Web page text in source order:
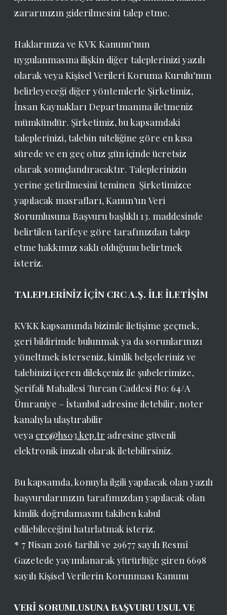
zararınızın giderilmesini talep etme.
Haklarınıza ve KVK Kanunu’nun
uygulanmasına ilişkin diğer taleplerinizi yazılı
olarak veya Kişisel Verileri Koruma Kurulu’nun
belirleyeceği diğer yöntemlerle Şirketimiz,
İnsan Kaynakları Departmanına iletmeniz
mümkündür. Şirketimiz, bu kapsamdaki
taleplerinizi, talebin niteliğine göre en kısa
sürede ve en geç otuz gün içinde ücretsiz
olarak sonuçlandıracaktır. Taleplerinizin
yerine getirilmesini teminen Şirketimizce
yapılacak masrafları, Kanun’un Veri
Sorumlusuna Başvuru başlıklı 13. maddesinde
belirtilen tarifeye göre tarafınızdan talep
etme hakkımız saklı olduğunu belirtmek
isteriz.
TALEPLERİNİZ İÇİN CRC A.Ş. İLE İLETİŞİM
KVKK kapsamında bizimle iletişime geçmek,
geri bildirimde bulunmak ya da sorunlarınızı
yöneltmek isterseniz, kimlik belgeleriniz ve
talebinizi içeren dilekçeniz ile şubelerimize,
Şerifali Mahallesi Turcan Caddesi No: 64/A
Ümraniye – İstanbul adresine iletebilir, noter
kanalıyla ulaştırabilir
veya crc@hs03.kep.tr adresine güvenli
elektronik imzalı olarak iletebilirsiniz.
Bu kapsamda, konuyla ilgili yapılacak olan yazılı
başvurularınızın tarafımızdan yapılacak olan
kimlik doğrulamasını takiben kabul
edilebileceğini hatırlatmak isteriz.
* 7 Nisan 2016 tarihli ve 29677 sayılı Resmî
Gazetede yayımlanarak yürürlüğe giren 6698
sayılı Kişisel Verilerin Korunması Kanunu
VERİ SORUMLUSUNA BAŞVURU USUL VE